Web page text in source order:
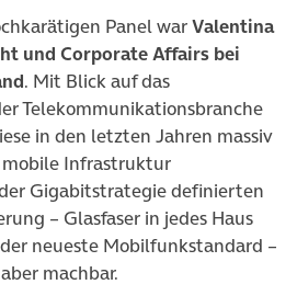
Panel warValentina
und Corporate Affairs bei
. Mit Blick auf das
Telekommunikationsbranche
in den letzten Jahren massiv
Infrastruktur
Gigabitstrategie definierten
– Glasfaser in jedes Haus
neueste Mobilfunkstandard –
machbar.